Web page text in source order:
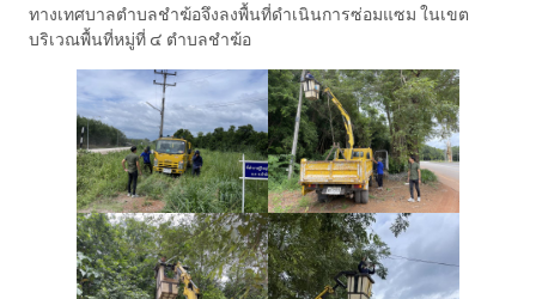
ทางเทศบาลตำบลชำฆ้อจึงลงพื้นที่ดำเนินการซ่อมแซม ในเขต
บริเวณพื้นที่หมู่ที่ ๔ ตำบลชำฆ้อ